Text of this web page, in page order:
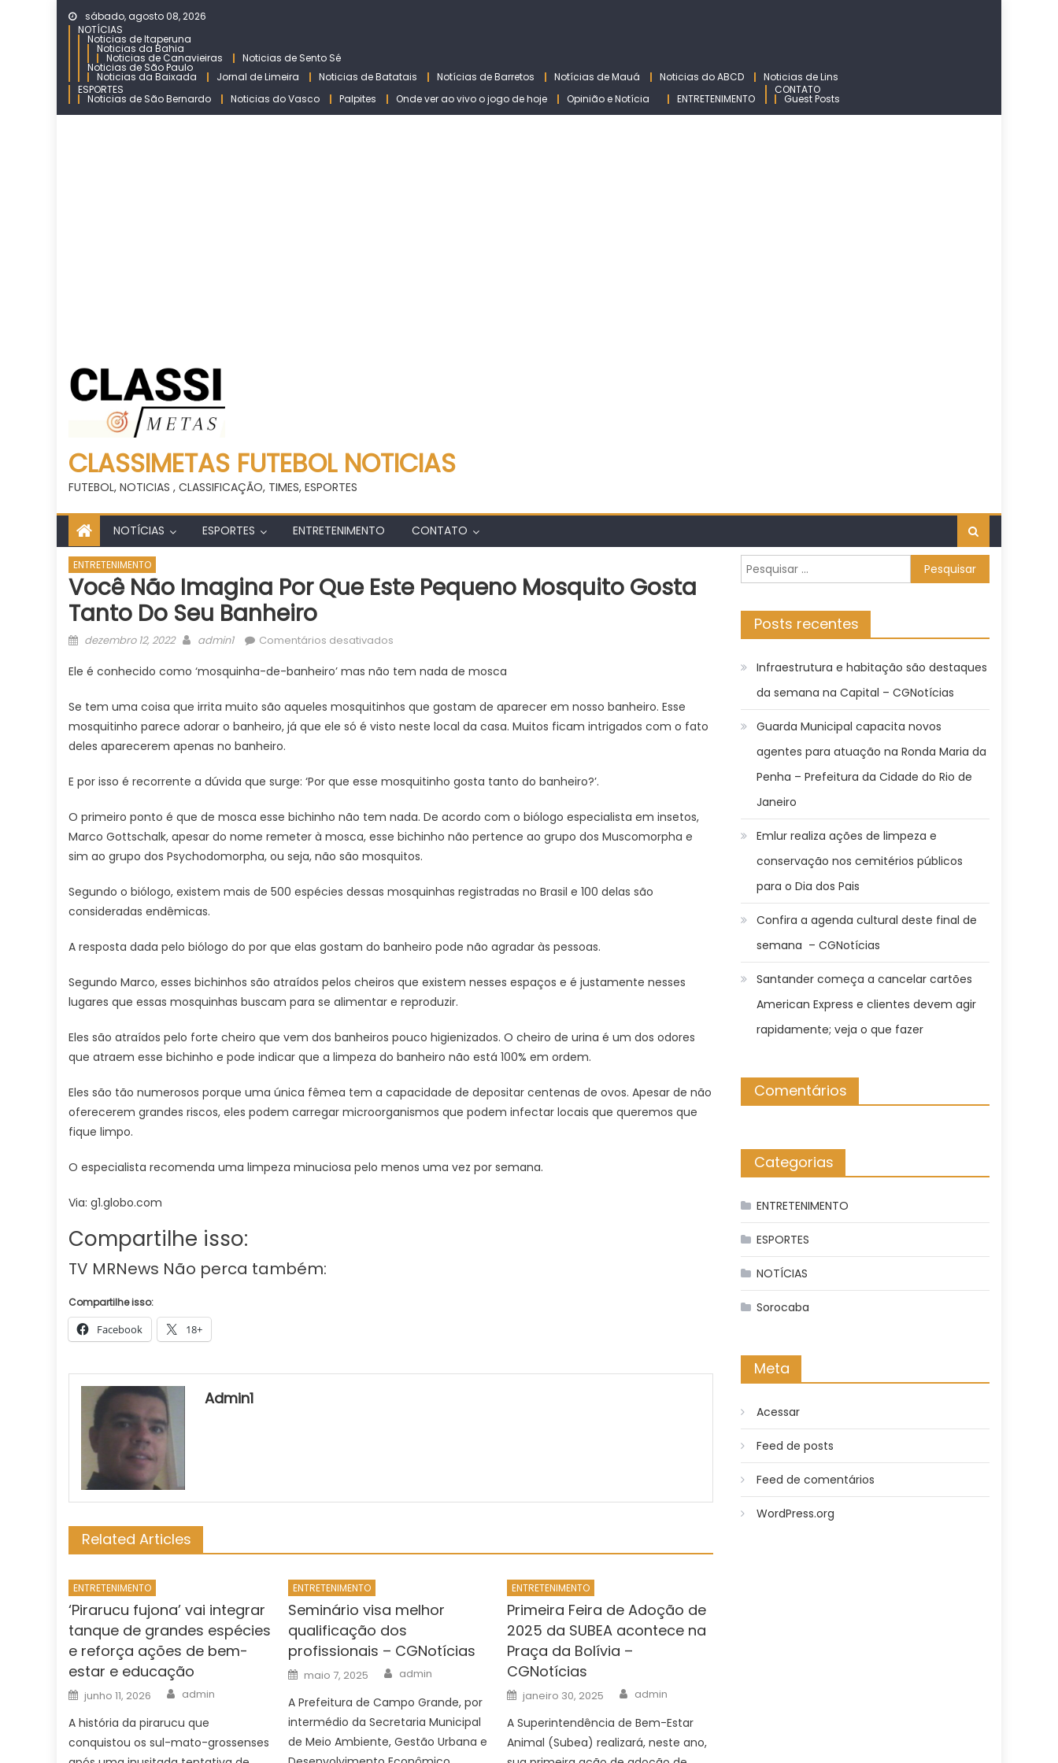
Skip
content
sábado, agosto 08, 2026
NOTÍCIAS
Noticias de Itaperuna
Noticias da Bahia
Noticias de Canavieiras Noticias de Sento Sé
Noticias de São Paulo
Noticias da Baixada Jornal de Limeira Noticias de Batatais Notícias de Barretos Notícias de Mauá Noticias do ABCD
Noticias de Lins
ESPORTES
Noticias de São Bernardo Noticias do Vasco Palpites Onde ver ao vivo o jogo de hoje Opinião e Notícia ENTRETENIMENTO
CONTATO
Guest Posts
CLASSIMETAS FUTEBOL NOTICIAS
FUTEBOL, NOTICIAS , CLASSIFICAÇÃO, TIMES, ESPORTES
NOTÍCIAS ESPORTES ENTRETENIMENTO CONTATO
ENTRETENIMENTO
Você Não Imagina Por Que Este Pequeno Mosquito Gosta
Tanto Do Seu Banheiro
Posted
dezembro 12, 2022 Author
admin1 Comentários desativados
não
por
que
mosquito
tanto
do
seu
Ele é conhecido como ‘mosquinha-de-banheiro’ mas não tem nada de mosca
Se tem uma coisa que irrita muito são aqueles mosquitinhos que gostam de aparecer em nosso banheiro. Esse
mosquitinho parece adorar o banheiro, já que ele só é visto neste local da casa. Muitos ficam intrigados com o fato
deles aparecerem apenas no banheiro.
E por isso é recorrente a dúvida que surge: ‘Por que esse mosquitinho gosta tanto do banheiro?’.
O primeiro ponto é que de mosca esse bichinho não tem nada. De acordo com o biólogo especialista em insetos,
Marco Gottschalk, apesar do nome remeter à mosca, esse bichinho não pertence ao grupo dos Muscomorpha e
sim ao grupo dos Psychodomorpha, ou seja, não são mosquitos.
Segundo o biólogo, existem mais de 500 espécies dessas mosquinhas registradas no Brasil e 100 delas são
consideradas endêmicas.
A resposta dada pelo biólogo do por que elas gostam do banheiro pode não agradar às pessoas.
Segundo Marco, esses bichinhos são atraídos pelos cheiros que existem nesses espaços e é justamente nesses
lugares que essas mosquinhas buscam para se alimentar e reproduzir.
Eles são atraídos pelo forte cheiro que vem dos banheiros pouco higienizados. O cheiro de urina é um dos odores
que atraem esse bichinho e pode indicar que a limpeza do banheiro não está 100% em ordem.
Eles são tão numerosos porque uma única fêmea tem a capacidade de depositar centenas de ovos. Apesar de não
oferecerem grandes riscos, eles podem carregar microorganismos que podem infectar locais que queremos que
fique limpo.
O especialista recomenda uma limpeza minuciosa pelo menos uma vez por semana.
Via: g1.globo.com
Compartilhe isso:
TV MRNews Não perca também:
Compartilhe isso:
Facebook 18+
Admin1
Related Articles
ENTRETENIMENTO
‘Pirarucu fujona’ vai integrar
tanque de grandes espécies
e reforça ações de bem-
estar e educação
Posted
on
junho 11, 2026 Author
admin
A história da pirarucu que
conquistou os sul-mato-grossenses
ENTRETENIMENTO
Seminário visa melhor
qualificação dos
profissionais – CGNotícias
Posted
on
maio 7, 2025 Author
admin
A Prefeitura de Campo Grande, por
intermédio da Secretaria Municipal
de Meio Ambiente, Gestão Urbana e
ENTRETENIMENTO
Primeira Feira de Adoção de
2025 da SUBEA acontece na
Praça da Bolívia –
CGNotícias
Posted
on
janeiro 30, 2025 Author
admin
A Superintendência de Bem-Estar
Animal (Subea) realizará, neste ano,
Pesquisar
por:
Posts recentes
Infraestrutura e habitação são destaques
da semana na Capital – CGNotícias
Guarda Municipal capacita novos
agentes para atuação na Ronda Maria da
Penha – Prefeitura da Cidade do Rio de
Janeiro
Emlur realiza ações de limpeza e
conservação nos cemitérios públicos
para o Dia dos Pais
Confira a agenda cultural deste final de
semana – CGNotícias
Santander começa a cancelar cartões
American Express e clientes devem agir
rapidamente; veja o que fazer
Comentários
Categorias
ENTRETENIMENTO
ESPORTES
NOTÍCIAS
Sorocaba
Meta
Acessar
Feed de posts
Feed de comentários
WordPress.org